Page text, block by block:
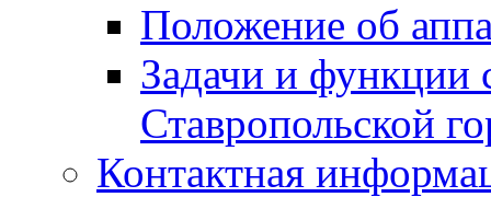
Положение об
Задачи и функции
Ставропольской
Контактная